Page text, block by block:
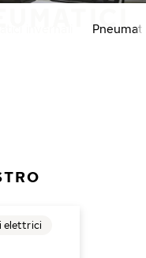
elettrici